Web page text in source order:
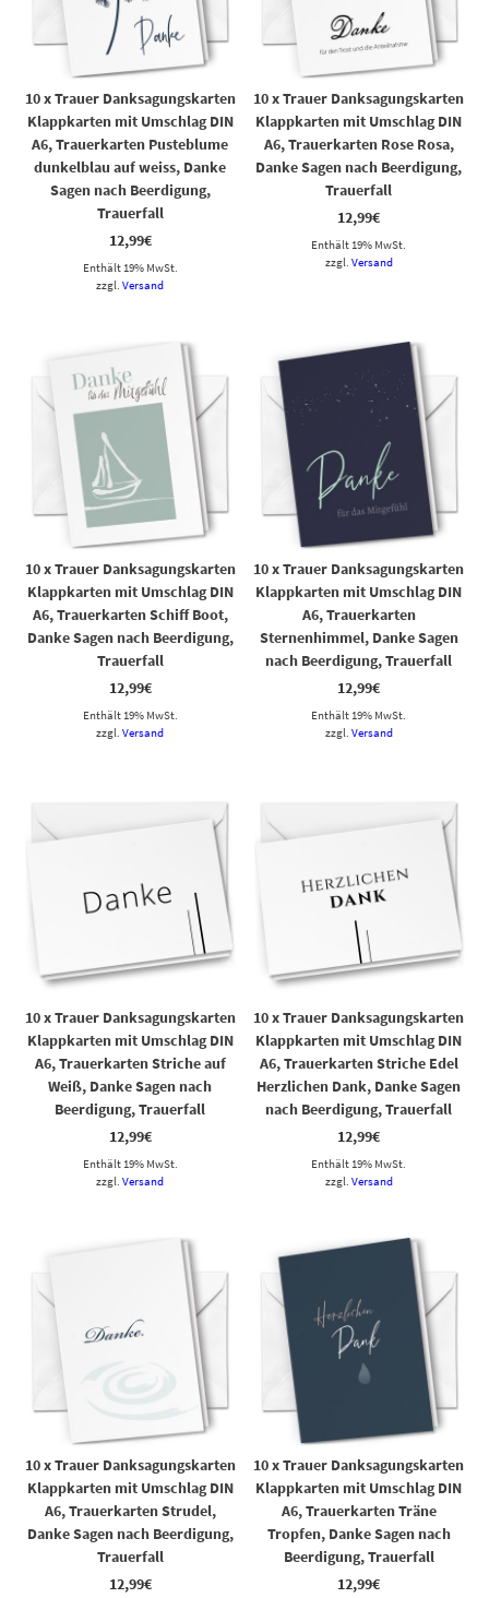
10 x Trauer Danksagungskarten
Klappkarten mit Umschlag DIN
A6, Trauerkarten Pusteblume
dunkelblau auf weiss, Danke
Sagen nach Beerdigung,
Trauerfall
12,99€
Enthält 19% MwSt.
zzgl.Versand
10 x Trauer Danksagungskarten
Klappkarten mit Umschlag DIN
A6, Trauerkarten Rose Rosa,
Danke Sagen nach Beerdigung,
Trauerfall
12,99€
Enthält 19% MwSt.
zzgl. Versand
10 x Trauer Danksagungskarten
Klappkarten mit Umschlag DIN
A6, Trauerkarten Schiff Boot,
Danke Sagen nach Beerdigung,
Trauerfall
12,99€
Enthält 19% MwSt.
zzgl.Versand
10 x Trauer Danksagungskarten
Klappkarten mit Umschlag DIN
A6, Trauerkarten
Sternenhimmel, Danke Sagen
nach Beerdigung, Trauerfall
12,99€
Enthält 19% MwSt.
zzgl. Versand
10 x Trauer Danksagungskarten
Klappkarten mit Umschlag DIN
A6, Trauerkarten Striche auf
Weiß, Danke Sagen nach
Beerdigung, Trauerfall
12,99€
Enthält 19% MwSt.
zzgl.Versand
10 x Trauer Danksagungskarten
Klappkarten mit Umschlag DIN
A6, Trauerkarten Striche Edel
Herzlichen Dank, Danke Sagen
nach Beerdigung, Trauerfall
12,99€
Enthält 19% MwSt.
zzgl. Versand
10 x Trauer Danksagungskarten
Klappkarten mit Umschlag DIN
A6, Trauerkarten Strudel,
Danke Sagen nach Beerdigung,
Trauerfall
12,99€
10 x Trauer Danksagungskarten
Klappkarten mit Umschlag DIN
A6, Trauerkarten Träne
Tropfen, Danke Sagen nach
Beerdigung, Trauerfall
12,99€